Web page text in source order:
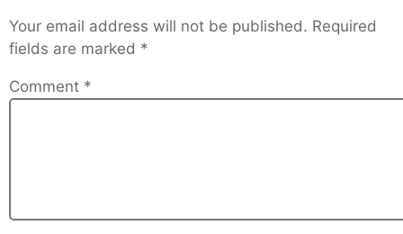
Your email address will not be published. Required
fields are marked *
Comment *